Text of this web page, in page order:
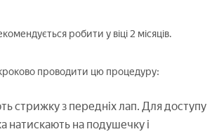
робити у віці 2 місяців.
проводити цю процедуру:
стрижку з передніх лап. Для доступу
натискають на подушечку і